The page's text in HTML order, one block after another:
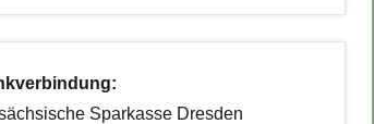
Sparkasse Dresden